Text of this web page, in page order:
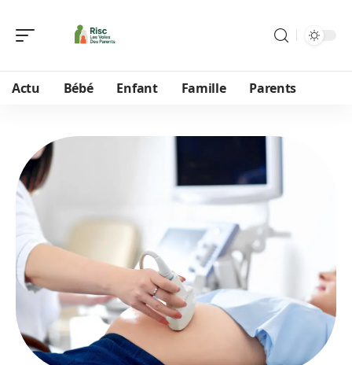
Actu Bébé Enfant Famille Parents